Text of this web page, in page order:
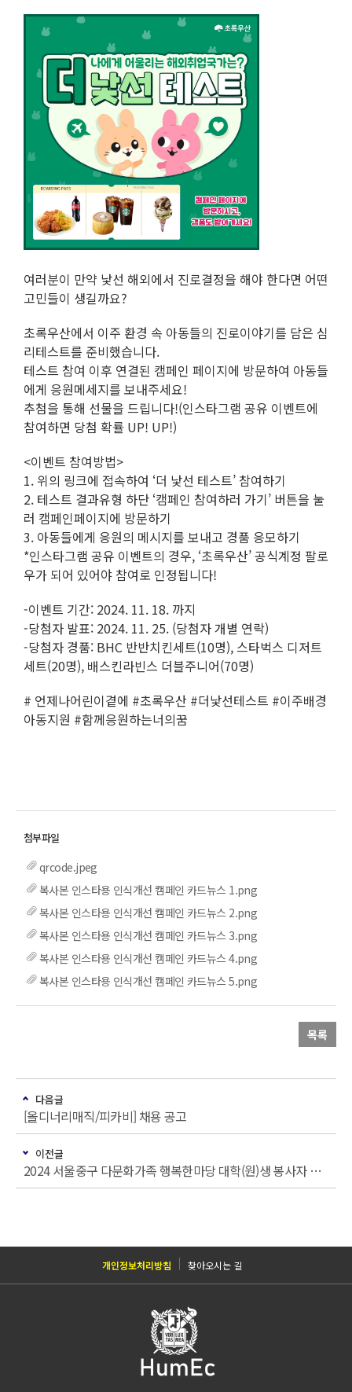
여러분이 만약 낯선 해외에서 진로결정을 해야 한다면 어떤
고민들이 생길까요?
초록우산에서 이주 환경 속 아동들의 진로이야기를 담은 심
리테스트를 준비했습니다.
테스트 참여 이후 연결된 캠페인 페이지에 방문하여 아동들
에게 응원메세지를 보내주세요!
추첨을 통해 선물을 드립니다!(인스타그램 공유 이벤트에
참여하면 당첨 확률 UP! UP!)
<이벤트 참여방법>
1. 위의 링크에 접속하여 ‘더 낯선 테스트’ 참여하기
2. 테스트 결과유형 하단 ‘캠페인 참여하러 가기’ 버튼을 눌
러 캠페인페이지에 방문하기
3. 아동들에게 응원의 메시지를 보내고 경품 응모하기
*인스타그램 공유 이벤트의 경우, ‘초록우산’ 공식계정 팔로
우가 되어 있어야 참여로 인정됩니다!
-이벤트 기간: 2024. 11. 18. 까지
-당첨자 발표: 2024. 11. 25. (당첨자 개별 연락)
-당첨자 경품: BHC 반반치킨세트(10명), 스타벅스 디저트
세트(20명), 배스킨라빈스 더블주니어(70명)
# 언제나어린이곁에 #초록우산 #더낯선테스트 #이주배경
아동지원 #함께응원하는너의꿈
qrcode.jpeg
복사본 인스타용 인식개선 캠페인 카드뉴스 1.png
복사본 인스타용 인식개선 캠페인 카드뉴스 2.png
복사본 인스타용 인식개선 캠페인 카드뉴스 3.png
복사본 인스타용 인식개선 캠페인 카드뉴스 4.png
복사본 인스타용 인식개선 캠페인 카드뉴스 5.png
목록
다음글
[올디너리매직/피카비] 채용 공고
이전글
2024 서울중구 다문화가족 행복한마당 대학(원)생 봉사자 모집
개인정보처리방침 찾아오시는 길